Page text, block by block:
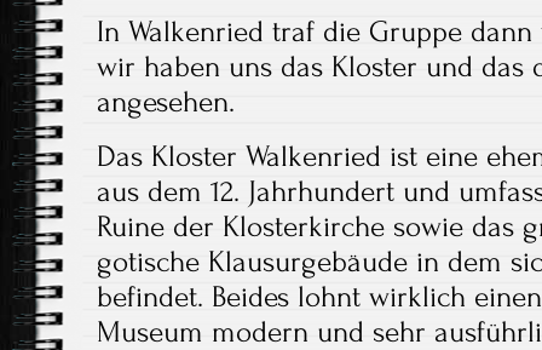
In Walkenried traf die Gruppe
wir haben uns das Kloster und das
angesehen.
Das Kloster Walkenried ist eine
aus dem 12. Jahrhundert und
Ruine der Klosterkirche sowie das
gotische Klausurgebäude in dem
befindet. Beides lohnt wirklich
Museum modern und sehr